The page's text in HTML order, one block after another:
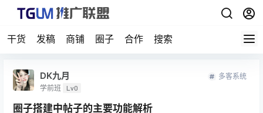
干货 发稿 商铺 圈子 合作 搜索
DK九月
学前班 Lv0
多客系统
圈子搭建中帖子的主要功能解析